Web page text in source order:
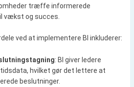
træffe informerede
vækst og succes.
ved at implementere BI inkluderer:
: BI giver ledere
hvilket gør det lettere at
beslutninger.